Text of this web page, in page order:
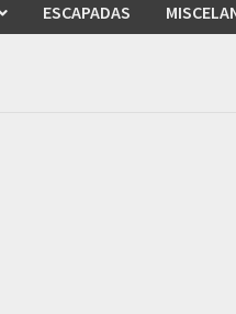
ESCAPADAS